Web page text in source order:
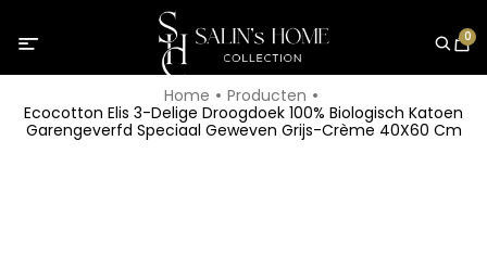
0
Home
Producten
Ecocotton Elis 3-Delige Droogdoek 100% Biologisch Katoen
Garengeverfd Speciaal Geweven Grijs-Crème 40X60 Cm